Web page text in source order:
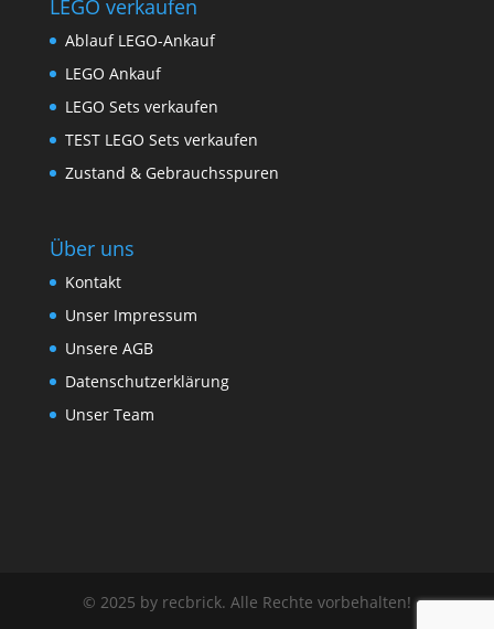
LEGO verkaufen
Ablauf LEGO-Ankauf
LEGO Ankauf
LEGO Sets verkaufen
TEST LEGO Sets verkaufen
Zustand & Gebrauchsspuren
Über uns
Kontakt
Unser Impressum
Unsere AGB
Datenschutzerklärung
Unser Team
© 2025 by recbrick. Alle Rechte vorbehalten!